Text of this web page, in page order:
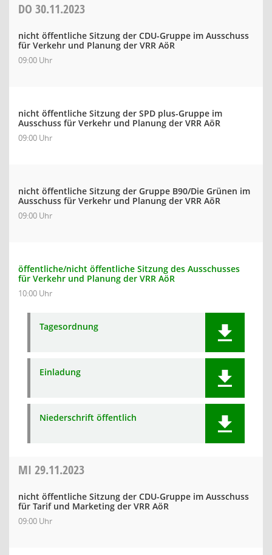
DO 30.11.2023
nicht öffentliche Sitzung der CDU-Gruppe im Ausschuss
für Verkehr und Planung der VRR AöR
09:00 Uhr
nicht öffentliche Sitzung der SPD plus-Gruppe im
Ausschuss für Verkehr und Planung der VRR AöR
09:00 Uhr
nicht öffentliche Sitzung der Gruppe B90/Die Grünen im
Ausschuss für Verkehr und Planung der VRR AöR
09:00 Uhr
öffentliche/nicht öffentliche Sitzung des Ausschusses
für Verkehr und Planung der VRR AöR
10:00 Uhr
Tagesordnung
Einladung
Niederschrift öffentlich
MI 29.11.2023
nicht öffentliche Sitzung der CDU-Gruppe im Ausschuss
für Tarif und Marketing der VRR AöR
09:00 Uhr